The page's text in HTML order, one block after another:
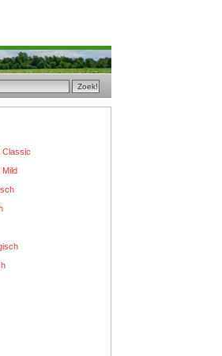
Classic
Mild